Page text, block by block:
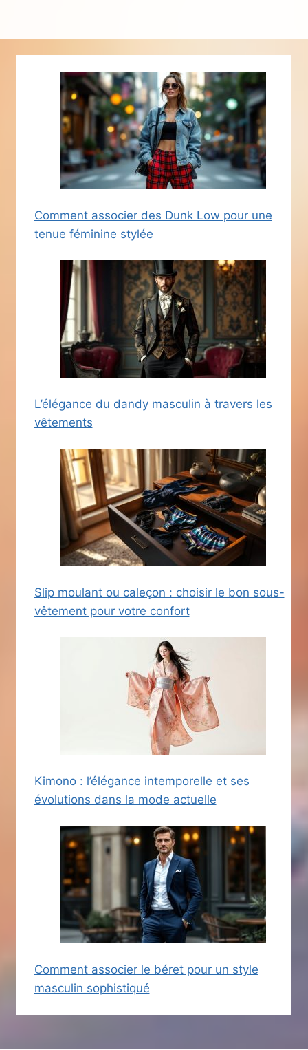
Comment associer des Dunk Low pour une
tenue féminine stylée
L’élégance du dandy masculin à travers les
vêtements
Slip moulant ou caleçon : choisir le bon sous-
vêtement pour votre confort
Kimono : l’élégance intemporelle et ses
évolutions dans la mode actuelle
Comment associer le béret pour un style
masculin sophistiqué